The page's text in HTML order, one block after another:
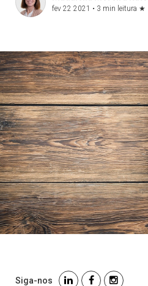
fev 22 2021 • 3 min leitura ★
Siga-nos